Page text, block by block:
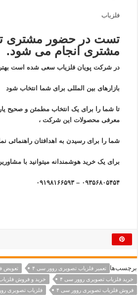
فلزیاب
تست در حضور مشتری
مشتری انجام می شود.
در شرکت پویان فلزیاب سعی شده است
بازار‌های بین المللی برای شما انتخاب شود
تا شما را برای یک انتخاب مطمئن و صحیح
معرفی محصولات این شرکت ،
شما را برای رسیدن به اهدافتان راهنمائی
برای یک خرید هوشمندانه میتوانید با
۰۹۳۵۶۸۰۵۴۵۴ – ۰۹۱۹۸۱۶۶۵۹۳
برچسب‌ها تعمیر فلزیاب تصویری روور سی ۴
تعویض
خرید فلزیاب تصویری روور سی ۴
خرید و فروش
فروش فلزیاب تصویری روور سی ۴
فلزیاب تصویری